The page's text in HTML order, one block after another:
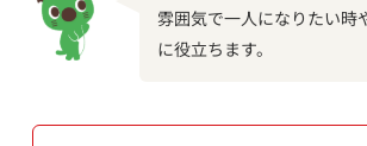
雰囲気で一人になりたい時
に役立ちます。